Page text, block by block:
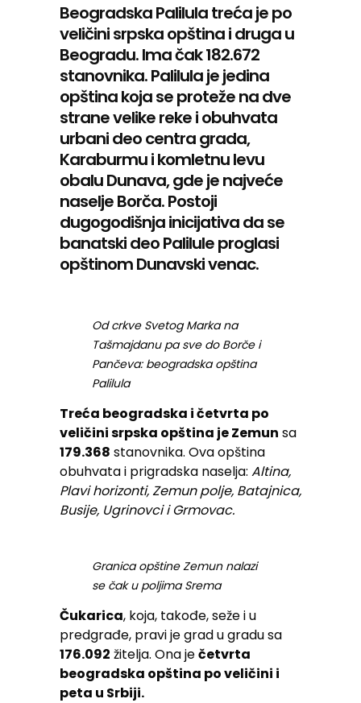
Beogradska Palilula treća je po
veličini srpska opština i druga u
Beogradu. Ima čak 182.672
stanovnika. Palilula je jedina
opština koja se proteže na dve
strane velike reke i obuhvata
urbani deo centra grada,
Karaburmu i komletnu levu
obalu Dunava, gde je najveće
naselje Borča. Postoji
dugogodišnja inicijativa da se
banatski deo Palilule proglasi
opštinom Dunavski venac.
Od crkve Svetog Marka na
Tašmajdanu pa sve do Borče i
Pančeva: beogradska opština
Palilula
Treća beogradska i četvrta po
veličini srpska opština je Zemun sa
179.368 stanovnika. Ova opština
obuhvata i prigradska naselja: Altina,
Plavi horizonti, Zemun polje, Batajnica,
Busije, Ugrinovci i Grmovac.
Granica opštine Zemun nalazi
se čak u poljima Srema
Čukarica, koja, takođe, seže i u
predgrađe, pravi je grad u gradu sa
176.092 žitelja. Ona ječetvrta
beogradska opština po veličini i
peta u Srbiji.